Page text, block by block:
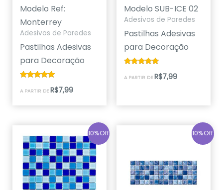
Modelo Ref:
Monterrey
Adesivos de Paredes
Pastilhas Adesivas
para Decoração
5.00
A PARTIR DE R$7,99
Modelo SUB-ICE 02
Adesivos de Paredes
Pastilhas Adesivas
para Decoração
5.00
A PARTIR DE R$7,99
10%Off 10%Off